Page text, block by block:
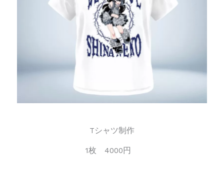
Tシャツ制作
1枚 4000円